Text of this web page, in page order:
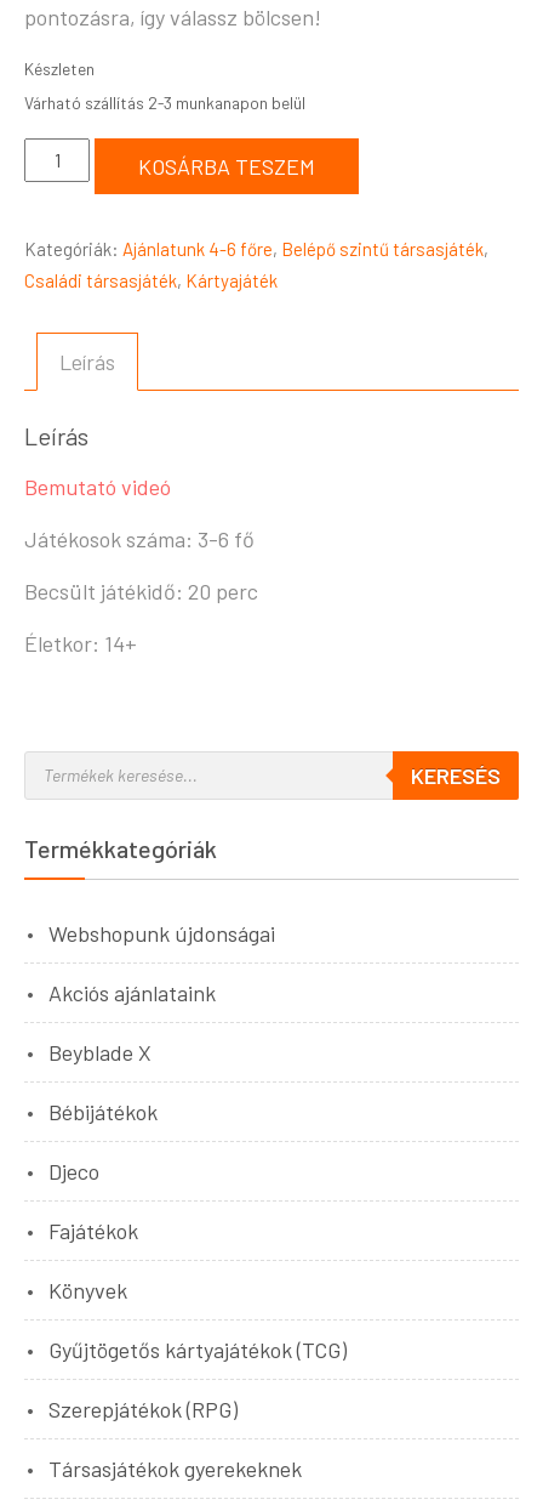
pontozásra, így válassz bölcsen!
Készleten
KOSÁRBA TESZEM
Kategóriák: Ajánlatunk 4-6 főre, Belépő szintű társasjáték,
Családi társasjáték, Kártyajáték
Leírás
Leírás
Bemutató videó
Játékosok száma: 3-6 fő
Becsült játékidő: 20 perc
Életkor: 14+
KERESÉS
Termékkategóriák
Webshopunk újdonságai
Akciós ajánlataink
Beyblade X
Bébijátékok
Djeco
Fajátékok
Könyvek
Gyűjtögetős kártyajátékok (TCG)
Szerepjátékok (RPG)
Társasjátékok gyerekeknek